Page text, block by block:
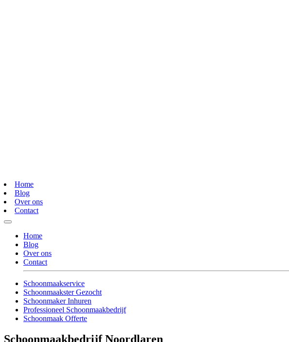
Home
Blog
Over ons
Contact
Home
Blog
Over ons
Contact
Schoonmaakservice
Schoonmaakster Gezocht
Schoonmaker Inhuren
Professioneel Schoonmaakbedrijf
Schoonmaak Offerte
Schoonmaakbedrijf Noordlaren